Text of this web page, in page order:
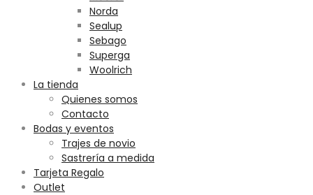
Norda
Sealup
Sebago
Superga
Woolrich
La tienda
Quienes somos
Contacto
Bodas y eventos
Trajes de novio
Sastrería a medida
Tarjeta Regalo
Outlet